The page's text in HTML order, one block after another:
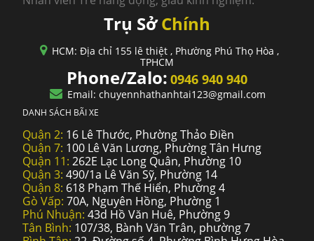
Trụ SởChính
HCM: Địa chỉ 155 lê thiệt , Phường Phú Thọ Hòa ,
TPHCM
Phone/Zalo: 0946 940 940
Email: chuyennhathanhtai123@gmail.com
DANH SÁCH BÃI XE
Quận 2: 16 Lê Thước, Phường Thảo Điền
Quận 7: 100 Lê Văn Lương, Phường Tân Hưng
Quận 11: 262E Lạc Long Quân, Phường 10
Quận 3: 490/1a Lê Văn Sỹ, Phường 14
Quận 8: 618 Phạm Thế Hiển, Phường 4
Gò Vấp: 70A, Nguyên Hồng, Phường 1
Phú Nhuận: 43d Hồ Văn Huê, Phường 9
Tân Bình: 107/38, Bành Văn Trân, phường 7